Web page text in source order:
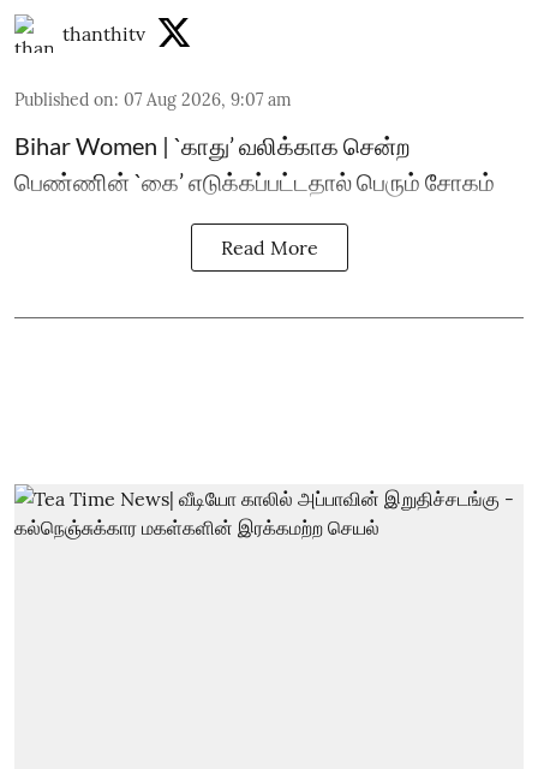
thanthitv
Published on: 07 Aug 2026, 9:07 am
Bihar Women | `காது’ வலிக்காக சென்ற
பெண்ணின் `கை’ எடுக்கப்பட்டதால் பெரும் சோகம்
Read More